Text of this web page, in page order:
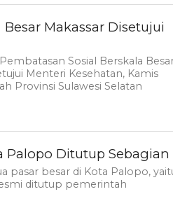
Makassar Disetujui
Sosial Berskala
Menteri Kesehatan, Kamis
Provinsi Sulawesi Selatan
Palopo Ditutup Sebagian
pasar besar di Kota Palopo,
ditutup pemerintah